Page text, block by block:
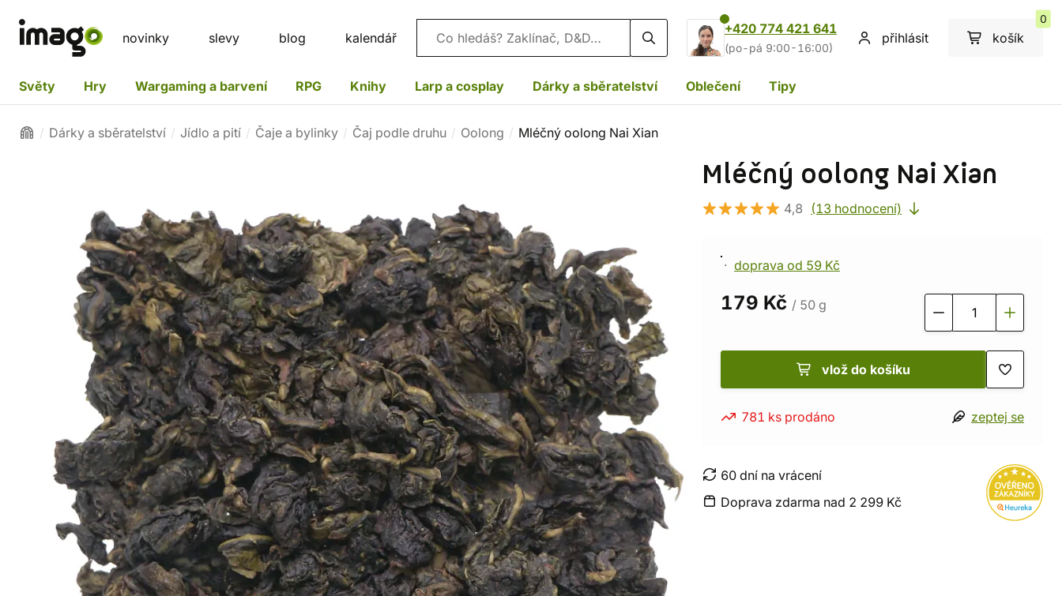
novinky slevy blog kalendář Vyhledávání
+420 774 421 641
(po-pá 9:00-16:00)
přihlásit košík
0
Světy Hry Wargaming a barvení RPG Knihy Larp a cosplay Dárky a sběratelství Oblečení Tipy
Dárky a sběratelství Jídlo a pití Čaje a bylinky Čaj podle druhu Oolong Mléčný oolong Nai Xian
Mléčný oolong Nai Xian
4,8 (13 hodnocení)
doprava od 59 Kč
179 Kč / 50 g
vlož do košíku
781 ks prodáno zeptej se
60 dní na vrácení
Doprava zdarma nad 2 299 Kč